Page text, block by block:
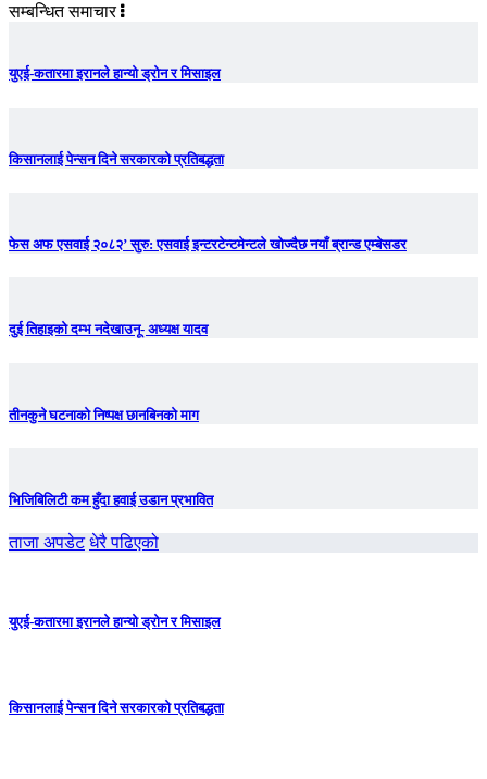
सम्बन्धित समाचार
युएई-कतारमा इरानले हान्यो ड्रोन र मिसाइल
किसानलाई पेन्सन दिने सरकारको प्रतिबद्धता
फेस अफ एसवाई २०८२’ सुरु: एसवाई इन्टरटेन्टमेन्टले खोज्दैछ नयाँ ब्रान्ड एम्बेसडर
दुई तिहाइको दम्भ नदेखाउनू- अध्यक्ष यादव
तीनकुने घटनाकाे निष्पक्ष छानबिनकाे माग
भिजिबिलिटी कम हुँदा हवाई उडान प्रभावित
ताजा अपडेट धेरै पढिएको
युएई-कतारमा इरानले हान्यो ड्रोन र मिसाइल
किसानलाई पेन्सन दिने सरकारको प्रतिबद्धता